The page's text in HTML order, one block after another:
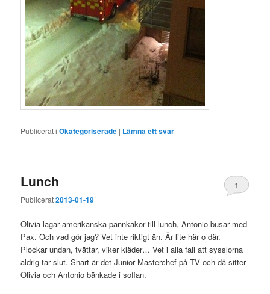
Publicerat i Okategoriserade | Lämna ett svar
Lunch
Publicerat2013-01-19
1
Olivia lagar amerikanska pannkakor till lunch, Antonio busar med
Pax. Och vad gör jag? Vet inte riktigt än. Är lite här o där.
Plockar undan, tvättar, viker kläder… Vet i alla fall att sysslorna
aldrig tar slut. Snart är det Junior Masterchef på TV och då sitter
Olivia och Antonio bänkade i soffan.